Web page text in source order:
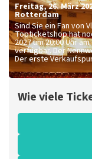
Freitag,26. März
Rotterdam
Sind Sie ein Fan von
Topticketshop hat
2027 um 20:00 Uhr
verfügbar. Der
Der erste
Wie viele